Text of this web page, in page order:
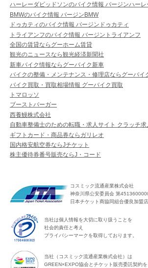
ハーレーダビッドソンのバイク情報 バージンハーレ
BMWのバイク情報 バージンBMW
ドゥカティのバイク情報 バージンドゥカティ
トライアンフのバイク情報 バージントライアンフ
全国の賃貸ならグーホーム賃貸
観光のニュースなら観光経済新聞社
新車バイク情報ならグーバイク新車
バイクの整備・メンテナンス・修理店ならグーバイ
バイク買取・買取相場情報 グーバイク買取
トマロッソ
ブーストバーガー
西養鰻株式会社
自動車整備士のための転職・求人サイト クラッチ求
ギフトカード・商品券ならガリレオ
国内格安航空券ならJチケット
株主優待券番号販売ならJ・コード
コスミック流通産業株式会社
神奈川県公安委員会 第
日本チケット商協同組合優良加盟店
当社は個人情報を大切に取り扱うことを
社会的責任と考え
プライバシーマークを取得しております。
当社（コスミック流通産業株式会社）は
GREEN×EXPO協会とチケット販売委託契約を